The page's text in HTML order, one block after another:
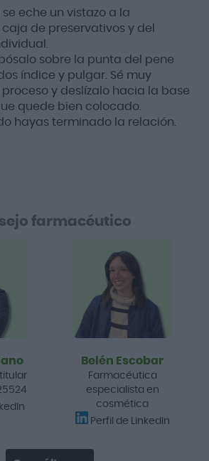
se eche un vistazo a la
de preservativos y del
sobre la punta del pene
índice y pulgar. Sé muy
y deslízalo hacia la base
quede bien colocado.
hayas terminado la relación.
farmacéutico
Belén Escobar
Farmacéutica
especialista en
cosmética
Perfil de LinkedIn